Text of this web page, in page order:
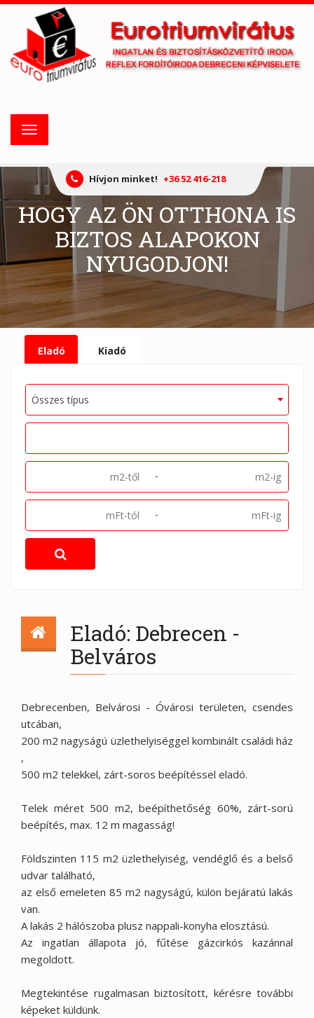
Toggle
navigation
Hívjon minket! +36 52 416-218
HOGY AZ ÖN OTTHONA IS
BIZTOS ALAPOKON
NYUGODJON!
Eladó Kiadó
Összes típus
-
-
Eladó: Debrecen -
Belváros
Debrecenben, Belvárosi - Óvárosi területen, csendes
utcában,
200 m2 nagyságú üzlethelyiséggel kombinált családi ház
,
500 m2 telekkel, zárt-soros beépítéssel eladó.
Telek méret 500 m2, beépíthetőség 60%, zárt-sorú
beépítés, max. 12 m magasság!
Földszinten 115 m2 üzlethelyiség, vendéglő és a belső
udvar található,
az első emeleten 85 m2 nagyságú, külön bejáratú lakás
van.
A lakás 2 hálószoba plusz nappali-konyha elosztású.
Az ingatlan állapota jó, fűtése gázcirkós kazánnal
megoldott.
Megtekintése rugalmasan biztosított, kérésre további
képeket küldünk.